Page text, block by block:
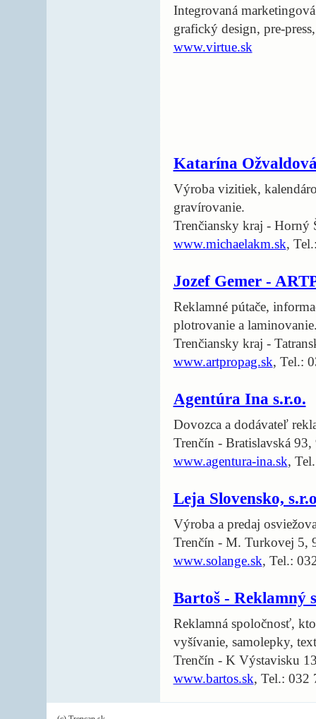
Integrovaná
grafický design, pre-
www.virtue.sk
Katarína
Výroba vizitiek,
gravírovanie.
Trenčiansky kraj - Horný
www.michaelakm.sk,
Jozef Gemer -
Reklamné pútače,
plotrovanie a
Trenčiansky kraj -
www.artpropag.sk, Tel.:
Agentúra Ina s.r.o.
Dovozca a dodávateľ
Trenčín - Bratislavská
www.agentura-ina.sk,
Leja Slovensko,
Výroba a predaj
Trenčín - M. Turkovej 5,
www.solange.sk, Tel.:
Bartoš - Reklamný
Reklamná spoločnosť,
vyšívanie, samolepky,
Trenčín - K Výstavisku
www.bartos.sk, Tel.: 032